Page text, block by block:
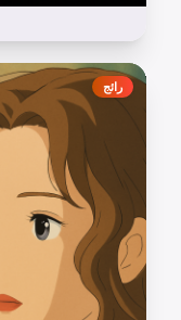
رائج